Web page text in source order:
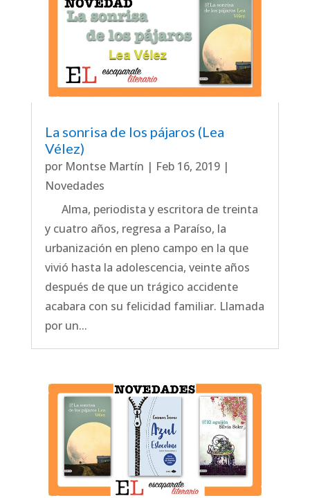
La sonrisa de los pájaros (Lea
Vélez)
por Montse Martín | Feb 16, 2019|
Novedades
Alma, periodista y escritora de treinta
y cuatro años, regresa a Paraíso, la
urbanización en pleno campo en la que
vivió hasta la adolescencia, veinte años
después de que un trágico accidente
acabara con su felicidad familiar. Llamada
por un...